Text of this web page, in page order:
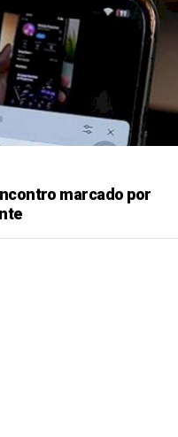
marcado por